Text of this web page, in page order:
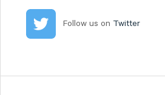
Follow us on Twitter